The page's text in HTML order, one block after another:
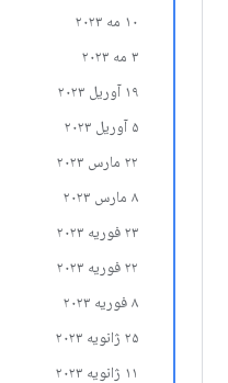
۱۰ مه ۲۰۲۳
۳ مه ۲۰۲۳
۱۹ آوریل ۲۰۲۳
۵ آوریل ۲۰۲۳
۲۲ مارس ۲۰۲۳
۸ مارس ۲۰۲۳
۲۳ فوریه ۲۰۲۳
۲۲ فوریه ۲۰۲۳
۸ فوریه ۲۰۲۳
۲۵ ژانویه ۲۰۲۳
۱۱ ژانویه ۲۰۲۳